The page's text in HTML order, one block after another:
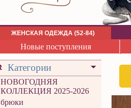
ЖЕНСКАЯ ОДЕЖДА (52-84)
Новые поступления
Категории
НОВОГОДНЯЯ
КОЛЛЕКЦИЯ 2025-2026
брюки